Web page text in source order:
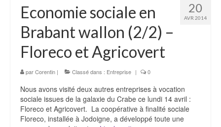
20
AVR 2014
Economie sociale en
Brabant wallon (2/2) –
Floreco et Agricovert
parCorentin | Classé dans : Entreprise | 0
Nous avons visité deux autres entreprises à vocation
sociale issues de la galaxie du Crabe ce lundi 14 avril :
Floreco et Agricovert. La coopérative à finalité sociale
Floreco, installée à Jodoigne, a développé toute une